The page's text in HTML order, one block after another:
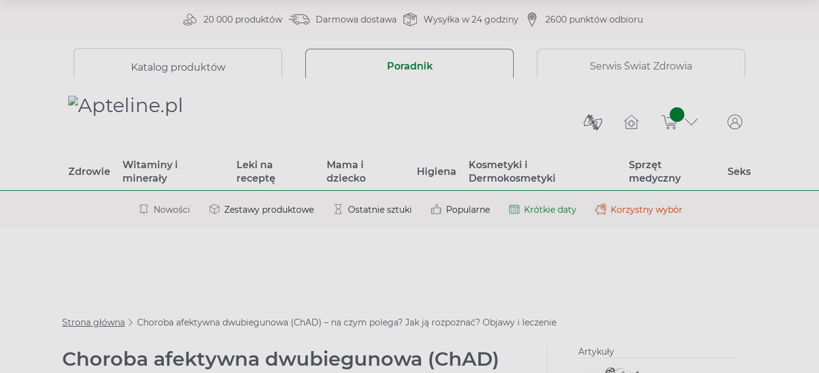
20 000 produktów Darmowa dostawa Wysyłka w 24 godziny 2600 punktów odbioru
Katalog produktów Poradnik Serwis Świat Zdrowia
sztuk
Zdrowie
Witaminy i
minerały
Leki na
receptę
Mama i
dziecko
Higiena
Kosmetyki i
Dermokosmetyki
Sprzęt
medyczny
Seks
Nowości Zestawy produktowe Ostatnie sztuki Popularne Krótkie daty Korzystny wybór
Strona główna Choroba afektywna dwubiegunowa (ChAD) – na czym polega? Jak ją rozpoznać? Objawy i leczenie
Choroba afektywna dwubiegunowa (ChAD)
Artykuły